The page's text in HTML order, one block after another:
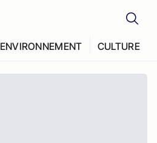
ENVIRONNEMENT CULTURE